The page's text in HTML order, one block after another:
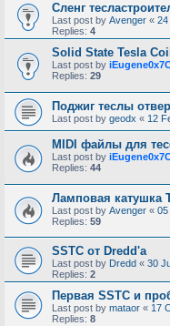
Сленг
Last post by Avenger « 24
Replies: 4
Solid State Tesla
Last post by
Replies: 29
Поджиг теслы
Last post by geodx « 12
MIDI файлы для
Last post by
Replies: 44
Ламповая катушка
Last post by Avenger « 05
Replies: 59
SSTC от Dredd'а
Last post by Dredd « 30
Replies: 2
Первая SSTC и
Last post by mataor « 17
Replies: 8